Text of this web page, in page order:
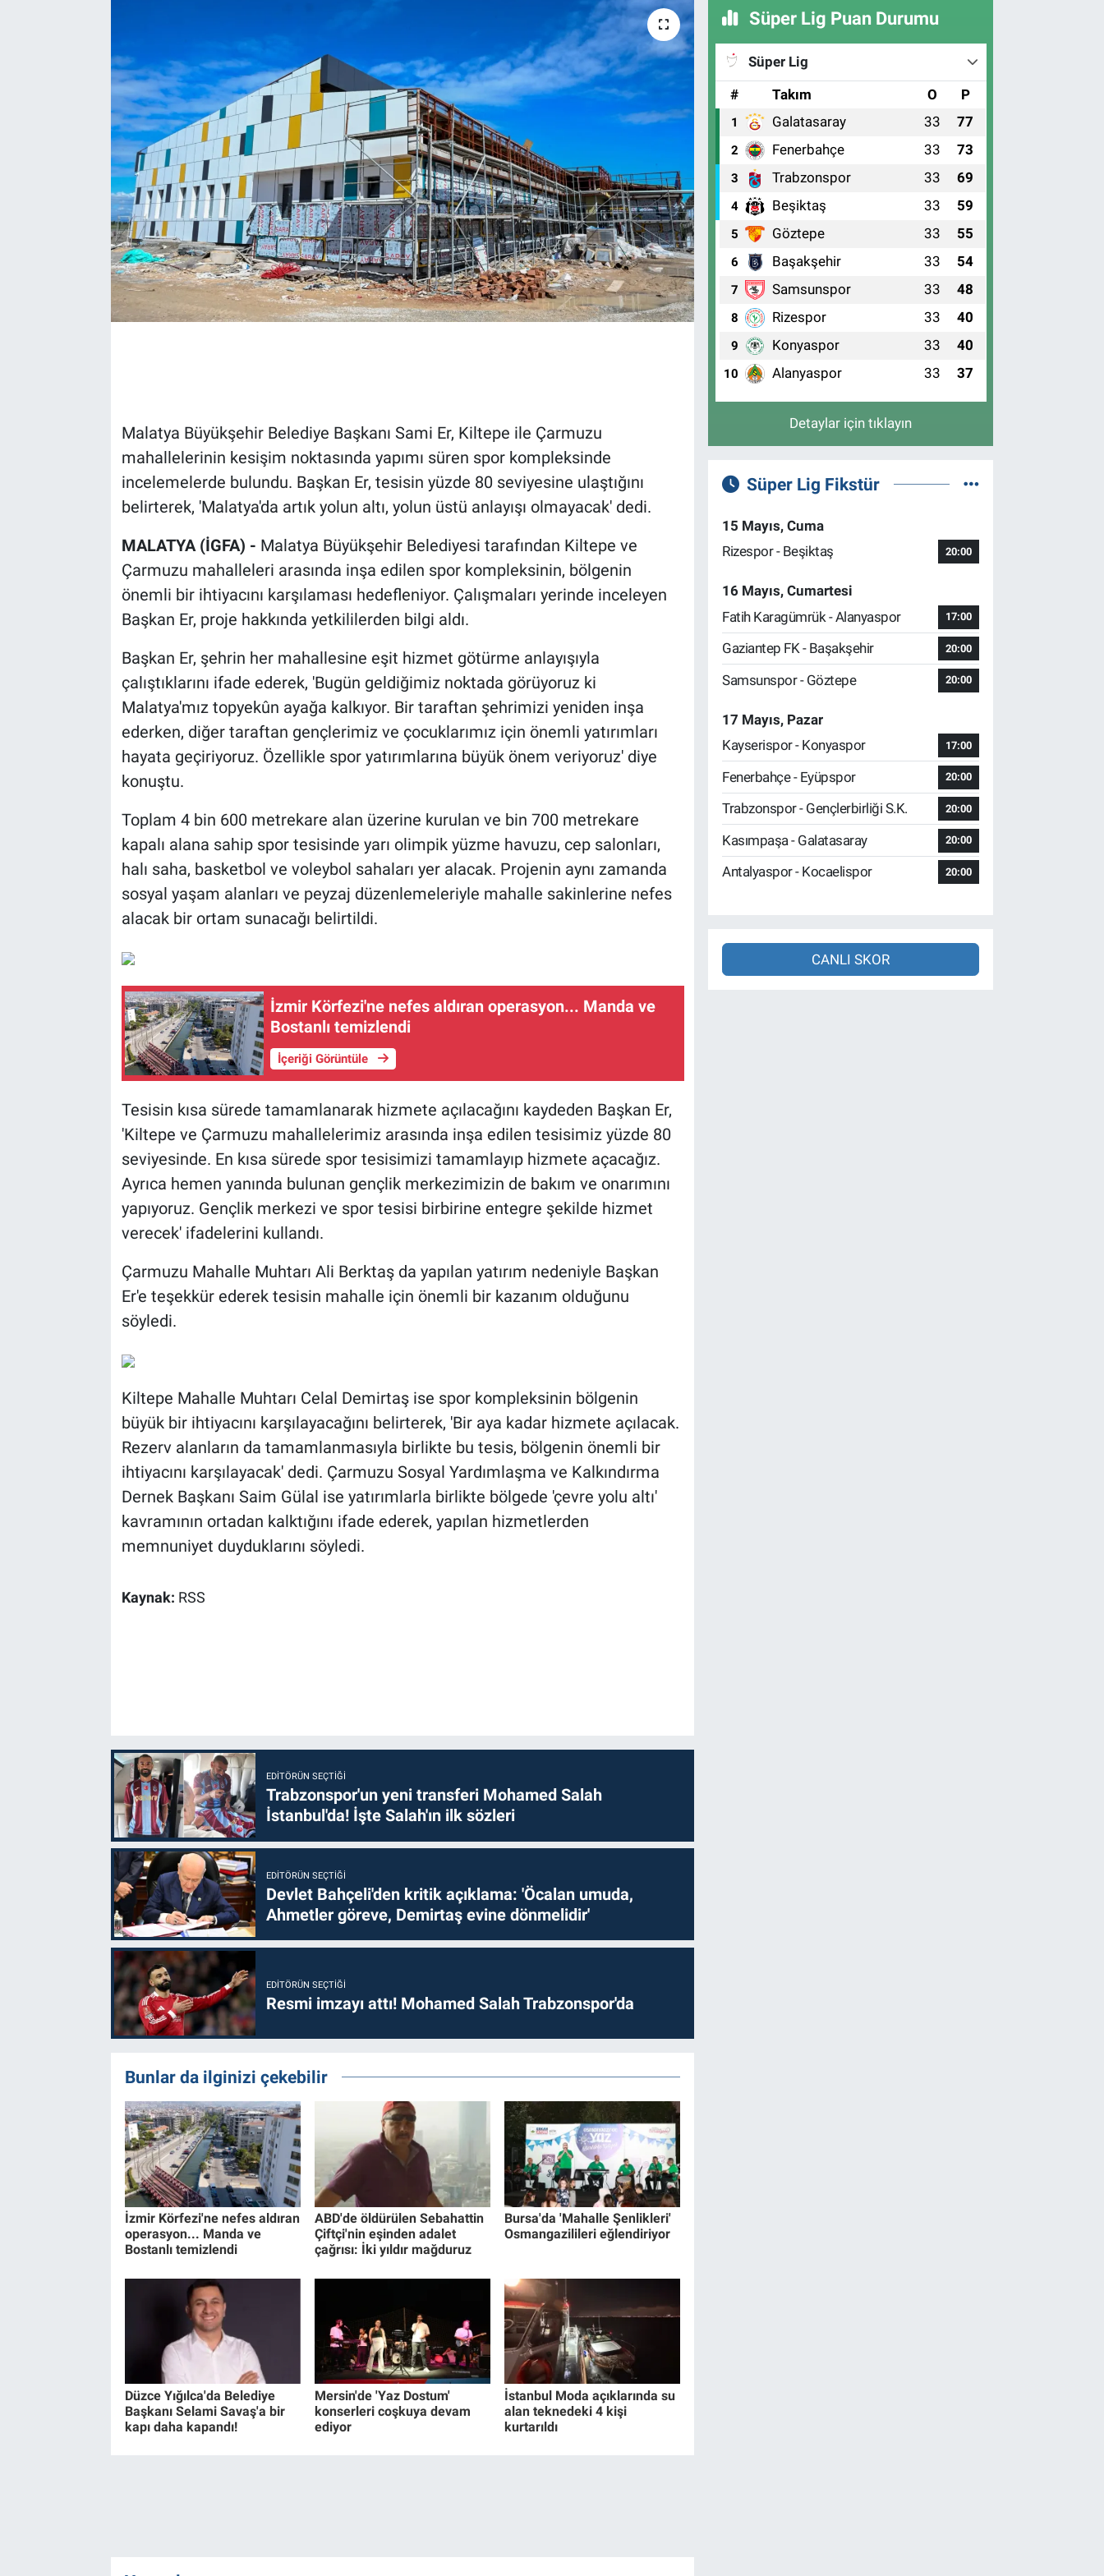
Malatya Büyükşehir Belediye Başkanı Sami Er, Kiltepe ile Çarmuzu
mahallelerinin kesişim noktasında yapımı süren spor kompleksinde
incelemelerde bulundu. Başkan Er, tesisin yüzde 80 seviyesine ulaştığını
belirterek, 'Malatya'da artık yolun altı, yolun üstü anlayışı olmayacak' dedi.
MALATYA (İGFA) - Malatya Büyükşehir Belediyesi tarafından Kiltepe ve
Çarmuzu mahalleleri arasında inşa edilen spor kompleksinin, bölgenin
önemli bir ihtiyacını karşılaması hedefleniyor. Çalışmaları yerinde inceleyen
Başkan Er, proje hakkında yetkililerden bilgi aldı.
Başkan Er, şehrin her mahallesine eşit hizmet götürme anlayışıyla
çalıştıklarını ifade ederek, 'Bugün geldiğimiz noktada görüyoruz ki
Malatya'mız topyekûn ayağa kalkıyor. Bir taraftan şehrimizi yeniden inşa
ederken, diğer taraftan gençlerimiz ve çocuklarımız için önemli yatırımları
hayata geçiriyoruz. Özellikle spor yatırımlarına büyük önem veriyoruz' diye
konuştu.
Toplam 4 bin 600 metrekare alan üzerine kurulan ve bin 700 metrekare
kapalı alana sahip spor tesisinde yarı olimpik yüzme havuzu, cep salonları,
halı saha, basketbol ve voleybol sahaları yer alacak. Projenin aynı zamanda
sosyal yaşam alanları ve peyzaj düzenlemeleriyle mahalle sakinlerine nefes
alacak bir ortam sunacağı belirtildi.
İzmir Körfezi'ne nefes aldıran operasyon... Manda ve
Bostanlı temizlendi
İçeriği Görüntüle
Tesisin kısa sürede tamamlanarak hizmete açılacağını kaydeden Başkan Er,
'Kiltepe ve Çarmuzu mahallelerimiz arasında inşa edilen tesisimiz yüzde 80
seviyesinde. En kısa sürede spor tesisimizi tamamlayıp hizmete açacağız.
Ayrıca hemen yanında bulunan gençlik merkezimizin de bakım ve onarımını
yapıyoruz. Gençlik merkezi ve spor tesisi birbirine entegre şekilde hizmet
verecek' ifadelerini kullandı.
Çarmuzu Mahalle Muhtarı Ali Berktaş da yapılan yatırım nedeniyle Başkan
Er'e teşekkür ederek tesisin mahalle için önemli bir kazanım olduğunu
söyledi.
Kiltepe Mahalle Muhtarı Celal Demirtaş ise spor kompleksinin bölgenin
büyük bir ihtiyacını karşılayacağını belirterek, 'Bir aya kadar hizmete açılacak.
Rezerv alanların da tamamlanmasıyla birlikte bu tesis, bölgenin önemli bir
ihtiyacını karşılayacak' dedi. Çarmuzu Sosyal Yardımlaşma ve Kalkındırma
Dernek Başkanı Saim Gülal ise yatırımlarla birlikte bölgede 'çevre yolu altı'
kavramının ortadan kalktığını ifade ederek, yapılan hizmetlerden
memnuniyet duyduklarını söyledi.
Kaynak: RSS
EDITÖRÜN SEÇTIĞI
Trabzonspor'un yeni transferi Mohamed Salah
İstanbul'da! İşte Salah'ın ilk sözleri
EDITÖRÜN SEÇTIĞI
Devlet Bahçeli'den kritik açıklama: 'Öcalan umuda,
Ahmetler göreve, Demirtaş evine dönmelidir'
EDITÖRÜN SEÇTIĞI
Resmi imzayı attı! Mohamed Salah Trabzonspor'da
Bunlar da ilginizi çekebilir
İzmir Körfezi'ne nefes aldıran
operasyon... Manda ve
Bostanlı temizlendi
ABD'de öldürülen Sebahattin
Çiftçi'nin eşinden adalet
çağrısı: İki yıldır mağduruz
Bursa'da 'Mahalle Şenlikleri'
Osmangazilileri eğlendiriyor
Düzce Yığılca'da Belediye
Başkanı Selami Savaş'a bir
kapı daha kapandı!
Mersin'de 'Yaz Dostum'
konserleri coşkuya devam
ediyor
İstanbul Moda açıklarında su
alan teknedeki 4 kişi
kurtarıldı
Süper Lig Puan Durumu
Süper Lig
#
Takım O P
1 Galatasaray 33 77
2 Fenerbahçe 33 73
3 Trabzonspor 33 69
4 Beşiktaş 33 59
5 Göztepe 33 55
6 Başakşehir 33 54
7 Samsunspor 33 48
8 Rizespor 33 40
9 Konyaspor 33 40
10 Alanyaspor 33 37
Detaylar için tıklayın
Süper Lig Fikstür
15 Mayıs, Cuma
Rizespor - Beşiktaş
20:00
16 Mayıs, Cumartesi
Fatih Karagümrük - Alanyaspor
17:00
Gaziantep FK - Başakşehir 20:00
Samsunspor - Göztepe 20:00
17 Mayıs, Pazar
Kayserispor - Konyaspor
17:00
Fenerbahçe - Eyüpspor 20:00
Trabzonspor - Gençlerbirliği S.K. 20:00
Kasımpaşa - Galatasaray 20:00
Antalyaspor - Kocaelispor 20:00
CANLI SKOR